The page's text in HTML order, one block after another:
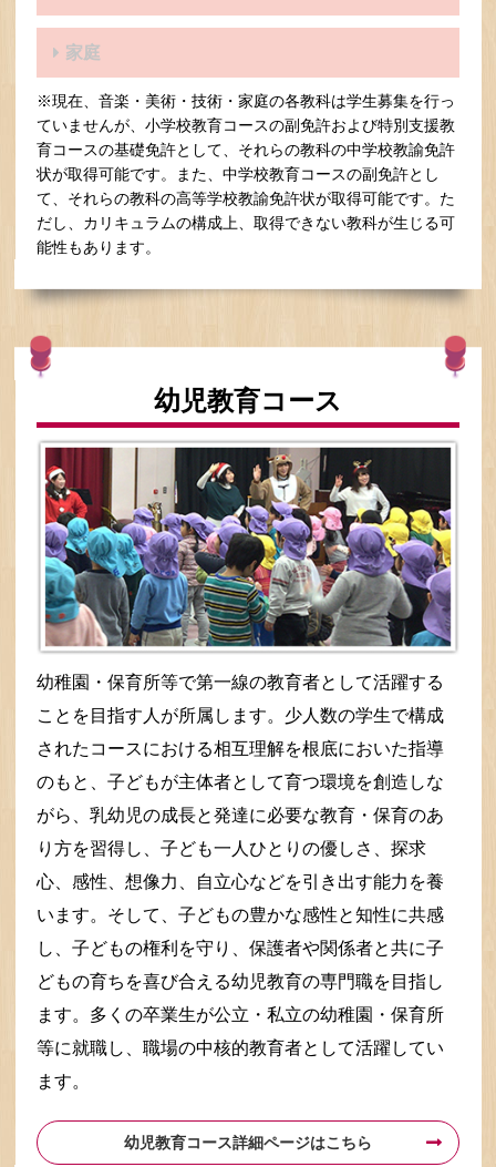
家庭
※現在、音楽・美術・技術・家庭の各教科は学生募集を行っ
ていませんが、小学校教育コースの副免許および特別支援教
育コースの基礎免許として、それらの教科の中学校教諭免許
状が取得可能です。また、中学校教育コースの副免許とし
て、それらの教科の高等学校教諭免許状が取得可能です。た
だし、カリキュラムの構成上、取得できない教科が生じる可
能性もあります。
幼児教育コース
幼稚園・保育所等で第一線の教育者として活躍する
ことを目指す人が所属します。少人数の学生で構成
されたコースにおける相互理解を根底においた指導
のもと、子どもが主体者として育つ環境を創造しな
がら、乳幼児の成長と発達に必要な教育・保育のあ
り方を習得し、子ども一人ひとりの優しさ、探求
心、感性、想像力、自立心などを引き出す能力を養
います。そして、子どもの豊かな感性と知性に共感
し、子どもの権利を守り、保護者や関係者と共に子
どもの育ちを喜び合える幼児教育の専門職を目指し
ます。多くの卒業生が公立・私立の幼稚園・保育所
等に就職し、職場の中核的教育者として活躍してい
ます。
幼児教育コース詳細ページはこちら